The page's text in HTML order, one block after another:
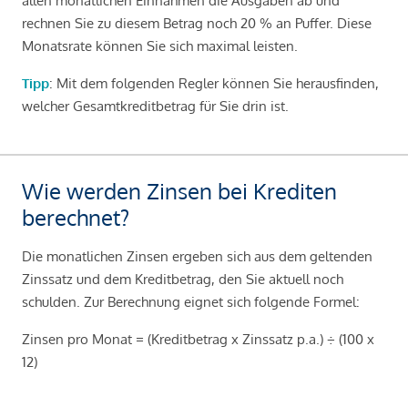
rechnen Sie zu diesem Betrag noch 20 % an Puffer. Diese
Monatsrate können Sie sich maximal leisten.
Tipp: Mit dem folgenden Regler können Sie herausfinden,
welcher Gesamtkreditbetrag für Sie drin ist.
Wie werden Zinsen bei Krediten
berechnet?
Die monatlichen Zinsen ergeben sich aus dem geltenden
Zinssatz und dem Kreditbetrag, den Sie aktuell noch
schulden. Zur Berechnung eignet sich folgende Formel:
Zinsen pro Monat = (Kreditbetrag x Zinssatz p.a.) ÷ (100 x
12)